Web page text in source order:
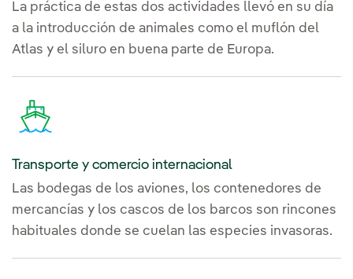
La práctica de estas dos actividades llevó en su día
a la introducción de animales como el muflón del
Atlas y el siluro en buena parte de Europa.
Transporte y comercio internacional
Las bodegas de los aviones, los contenedores de
mercancías y los cascos de los barcos son rincones
habituales donde se cuelan las especies invasoras.